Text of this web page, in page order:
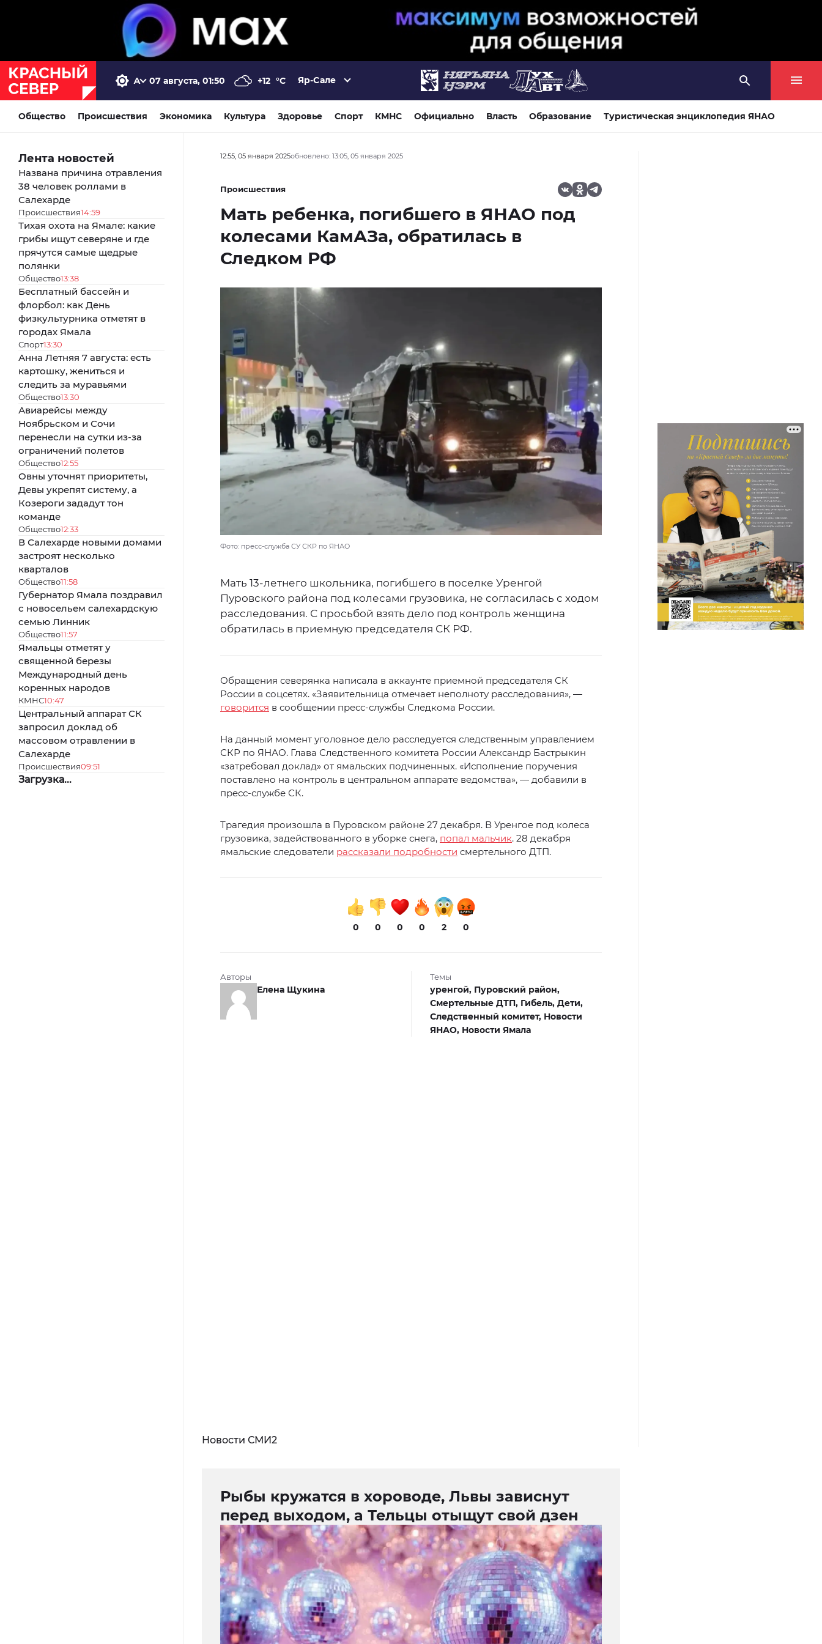
07 августа, 01:50 +12 °C Яр-Сале
Общество Происшествия Экономика Культура Здоровье Спорт КМНС Официально Власть Образование Туристическая энциклопедия ЯНАО
Лента новостей
Названа причина отравления
38 человек роллами в
Салехарде
Происшествия14:59
Тихая охота на Ямале: какие
грибы ищут северяне и где
прячутся самые щедрые
полянки
Общество13:38
Бесплатный бассейн и
флорбол: как День
физкультурника отметят в
городах Ямала
Спорт13:30
Анна Летняя 7 августа: есть
картошку, жениться и
следить за муравьями
Общество13:30
Авиарейсы между
Ноябрьском и Сочи
перенесли на сутки из-за
ограничений полетов
Общество12:55
Овны уточнят приоритеты,
Девы укрепят систему, а
Козероги зададут тон
команде
Общество12:33
В Салехарде новыми домами
застроят несколько
кварталов
Общество11:58
Губернатор Ямала поздравил
с новосельем салехардскую
семью Линник
Общество11:57
Ямальцы отметят у
священной березы
Международный день
коренных народов
КМНС10:47
Центральный аппарат СК
запросил доклад об
массовом отравлении в
Салехарде
Происшествия09:51
Загрузка...
12:55, 05 января 2025обновлено: 13:05, 05 января 2025
Происшествия
Мать ребенка, погибшего в ЯНАО под
колесами КамАЗа, обратилась в
Следком РФ
Фото: пресс-служба СУ СКР по ЯНАО
Мать 13-летнего школьника, погибшего в поселке Уренгой
Пуровского района под колесами грузовика, не согласилась с ходом
расследования. С просьбой взять дело под контроль женщина
обратилась в приемную председателя СК РФ.
Обращения северянка написала в аккаунте приемной председателя СК
России в соцсетях. «Заявительница отмечает неполноту расследования», —
говорится в сообщении пресс-службы Следкома России.
На данный момент уголовное дело расследуется следственным управлением
СКР по ЯНАО. Глава Следственного комитета России Александр Бастрыкин
«затребовал доклад» от ямальских подчиненных. «Исполнение поручения
поставлено на контроль в центральном аппарате ведомства», — добавили в
пресс-службе СК.
Трагедия произошла в Пуровском районе 27 декабря. В Уренгое под колеса
грузовика, задействованного в уборке снега, попал мальчик. 28 декабря
ямальские следователи рассказали подробности смертельного ДТП.
0 0 0 0 2 0
Авторы
Елена Щукина
Темы
уренгой, Пуровский район,
Смертельные ДТП, Гибель, Дети,
Следственный комитет, Новости
ЯНАО, Новости Ямала
Новости СМИ2
Рыбы кружатся в хороводе, Львы зависнут
перед выходом, а Тельцы отыщут свой дзен